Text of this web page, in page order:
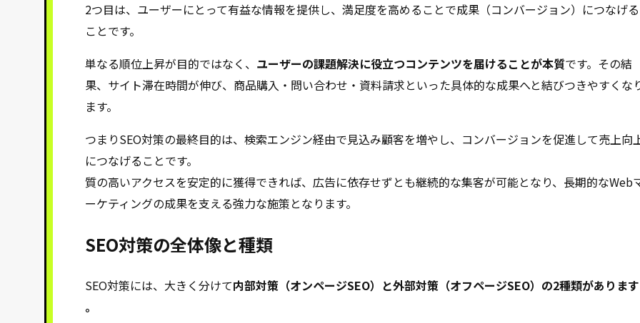
2つ目は、ユーザーにとって有益な情報を提供し、満足度を高めることで成果（コンバージョン）につなげる
ことです。
単なる順位上昇が目的ではなく、 ユーザーの課題解決に役立つコンテンツを届けることが本質です。その結
果、サイト滞在時間が伸び、商品購入・問い合わせ・資料請求といった具体的な成果へと結びつきやすくな
ます。
つまりSEO対策の最終目的は、検索エンジン経由で見込み顧客を増やし、コンバージョンを促進して売上向
につなげることです。
質の高いアクセスを安定的に獲得できれば、広告に依存せずとも継続的な集客が可能となり、長期的なWeb
ーケティングの成果を支える強力な施策となります。
SEO対策の全体像と種類
SEO対策には、大きく分けて内部対策（オンページSEO）と外部対策（オフページSEO）の2種類があります
。